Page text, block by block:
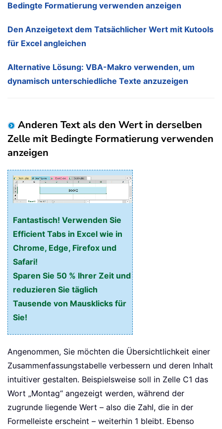
Bedingte Formatierung verwenden anzeigen
Den Anzeigetext dem Tatsächlicher Wert mit Kutools
für Excel angleichen
Alternative Lösung: VBA-Makro verwenden, um
dynamisch unterschiedliche Texte anzuzeigen
Anderen Text als den Wert in derselben
Zelle mit Bedingte Formatierung verwenden
anzeigen
Fantastisch! Verwenden Sie
Efficient Tabs in Excel wie in
Chrome, Edge, Firefox und
Safari!
Sparen Sie 50 % Ihrer Zeit und
reduzieren Sie täglich
Tausende von Mausklicks für
Sie!
Angenommen, Sie möchten die Übersichtlichkeit einer
Zusammenfassungstabelle verbessern und deren Inhalt
intuitiver gestalten. Beispielsweise soll in Zelle C1 das
Wort „Montag“ angezeigt werden, während der
zugrunde liegende Wert – also die Zahl, die in der
Formelleiste erscheint – weiterhin 1 bleibt. Ebenso